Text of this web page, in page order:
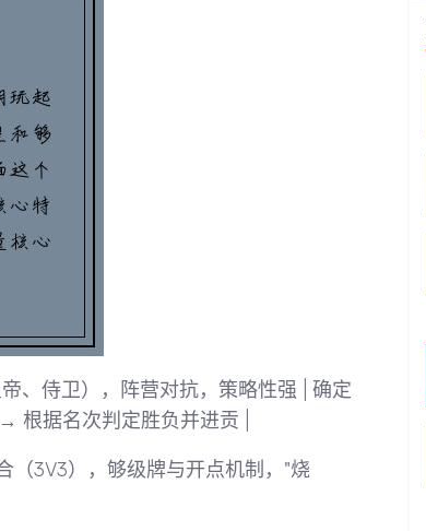
、侍卫），阵营对抗，策略性强 | 确定
据名次判定胜负并进贡 |
（3V3）， 够级牌与开点机制，"烧